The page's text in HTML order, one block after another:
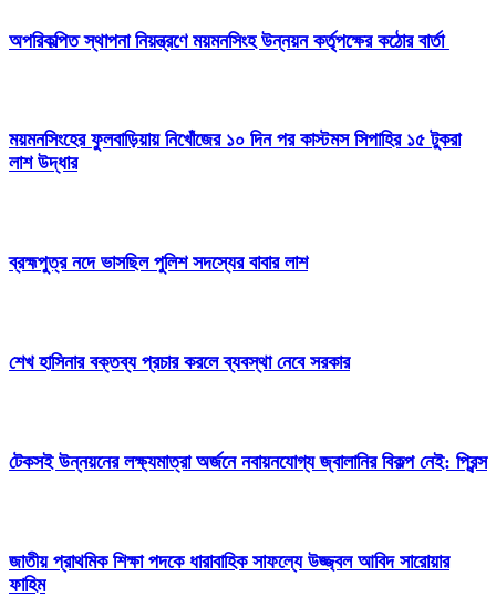
অপরিকল্পিত স্থাপনা নিয়ন্ত্রণে ময়মনসিংহ উন্নয়ন কর্তৃপক্ষের কঠোর বার্তা
ময়মনসিংহের ফুলবাড়িয়ায় নিখোঁজের ১০ দিন পর কাস্টমস সিপাহির ১৫ টুকরা
লাশ উদ্ধার
ব্রহ্মপুত্র নদে ভাসছিল পুলিশ সদস্যের বাবার লাশ
শেখ হাসিনার বক্তব্য প্রচার করলে ব্যবস্থা নেবে সরকার
টেকসই উন্নয়নের লক্ষ্যমাত্রা অর্জনে নবায়নযোগ্য জ্বালানির বিকল্প নেই: প্রিন্স
জাতীয় প্রাথমিক শিক্ষা পদকে ধারাবাহিক সাফল্যে উজ্জ্বল আবিদ সারোয়ার
ফাহিম